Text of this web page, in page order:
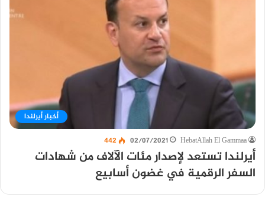
أخبار أيرلندا
HebatAllah El Gammaa
02/07/2021
442
أيرلندا تستعد لإصدار مئات الآلاف من شهادات
السفر الرقمية في غضون أسابيع